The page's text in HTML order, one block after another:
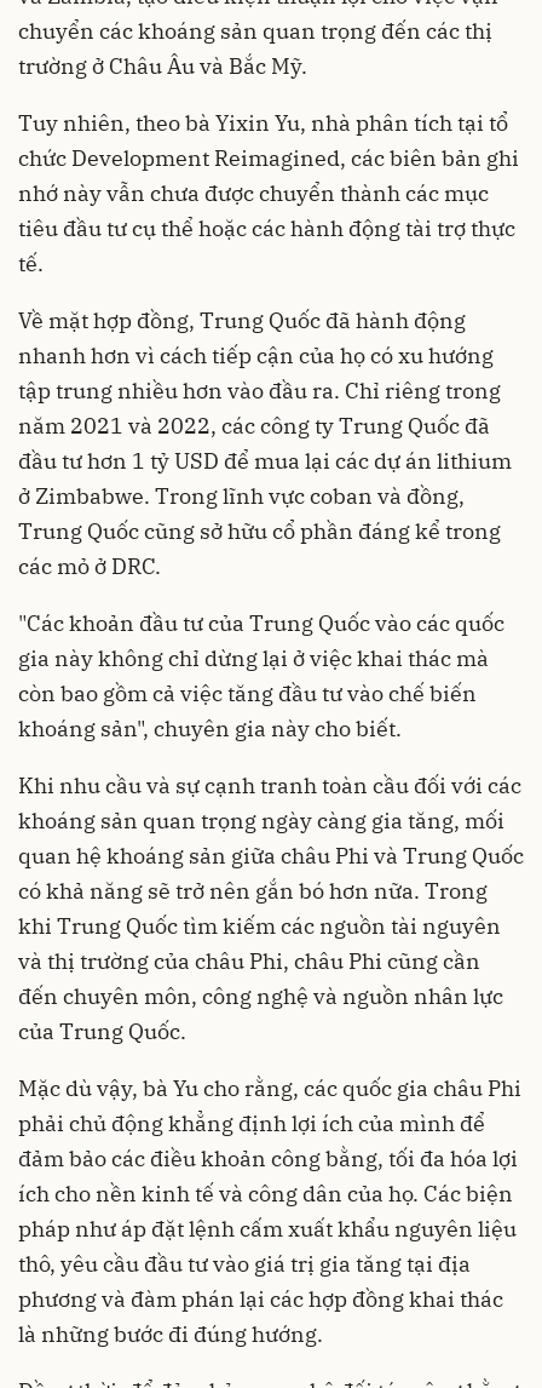
chuyển các khoáng sản quan trọng đến các thị
trường ở Châu Âu và Bắc Mỹ.
Tuy nhiên, theo bà Yixin Yu, nhà phân tích tại tổ
chức Development Reimagined, các biên bản ghi
nhớ này vẫn chưa được chuyển thành các mục
tiêu đầu tư cụ thể hoặc các hành động tài trợ thực
tế.
Về mặt hợp đồng, Trung Quốc đã hành động
nhanh hơn vì cách tiếp cận của họ có xu hướng
tập trung nhiều hơn vào đầu ra. Chỉ riêng trong
năm 2021 và 2022, các công ty Trung Quốc đã
đầu tư hơn 1 tỷ USD để mua lại các dự án lithium
ở Zimbabwe. Trong lĩnh vực coban và đồng,
Trung Quốc cũng sở hữu cổ phần đáng kể trong
các mỏ ở DRC.
"Các khoản đầu tư của Trung Quốc vào các quốc
gia này không chỉ dừng lại ở việc khai thác mà
còn bao gồm cả việc tăng đầu tư vào chế biến
khoáng sản", chuyên gia này cho biết.
Khi nhu cầu và sự cạnh tranh toàn cầu đối với các
khoáng sản quan trọng ngày càng gia tăng, mối
quan hệ khoáng sản giữa châu Phi và Trung Quốc
có khả năng sẽ trở nên gắn bó hơn nữa. Trong
khi Trung Quốc tìm kiếm các nguồn tài nguyên
và thị trường của châu Phi, châu Phi cũng cần
đến chuyên môn, công nghệ và nguồn nhân lực
của Trung Quốc.
Mặc dù vậy, bà Yu cho rằng, các quốc gia châu Phi
phải chủ động khẳng định lợi ích của mình để
đảm bảo các điều khoản công bằng, tối đa hóa lợi
ích cho nền kinh tế và công dân của họ. Các biện
pháp như áp đặt lệnh cấm xuất khẩu nguyên liệu
thô, yêu cầu đầu tư vào giá trị gia tăng tại địa
phương và đàm phán lại các hợp đồng khai thác
là những bước đi đúng hướng.